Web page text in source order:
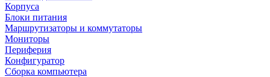
Корпуса
Блоки питания
Маршрутизаторы и коммутаторы
Мониторы
Периферия
Конфигуратор
Сборка компьютера